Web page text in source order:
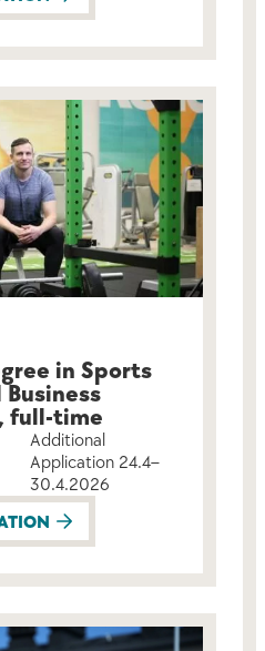
in Sports
full-time
Additional
Application 24.4–
30.4.2026